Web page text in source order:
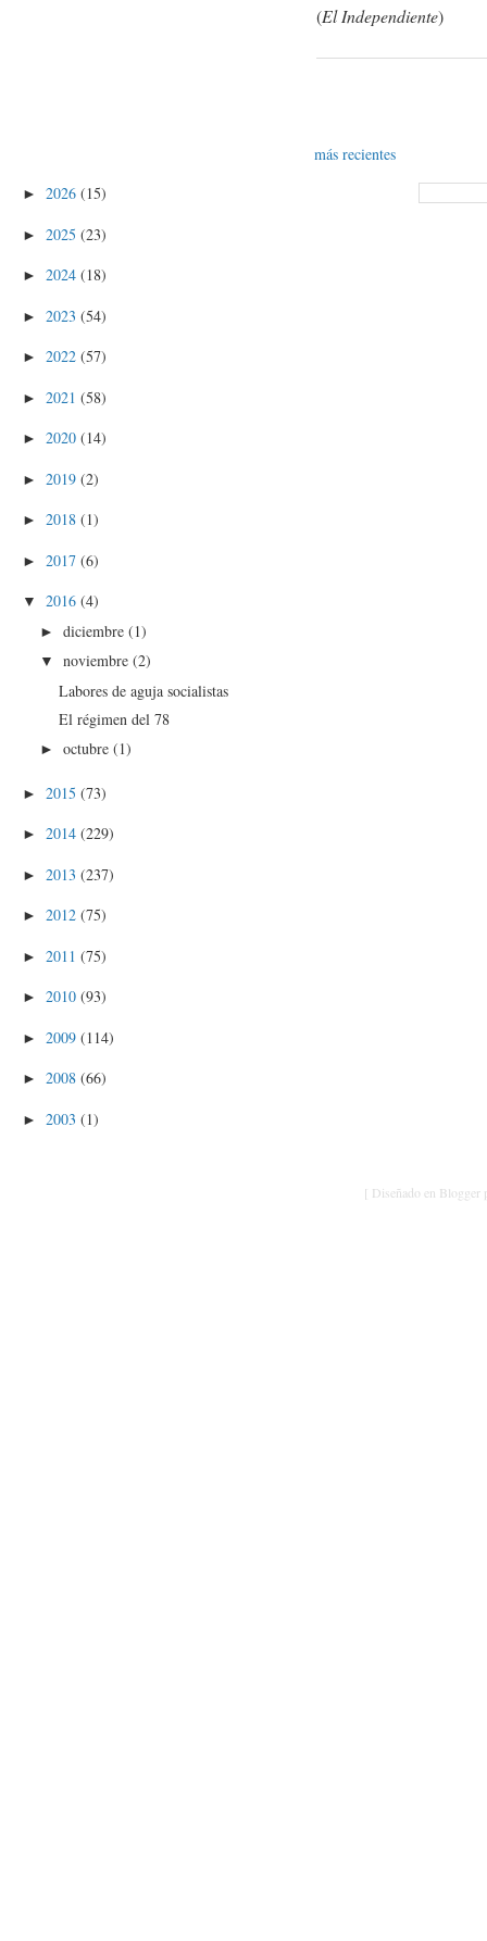
(El Independiente)
más recientes
► 2026 (15)
► 2025 (23)
► 2024 (18)
► 2023 (54)
► 2022 (57)
► 2021 (58)
► 2020 (14)
► 2019 (2)
► 2018 (1)
► 2017 (6)
▼ 2016 (4)
►diciembre(1)
▼noviembre(2)
Labores de aguja socialistas
El régimen del 78
►octubre(1)
► 2015 (73)
► 2014 (229)
► 2013 (237)
► 2012 (75)
► 2011 (75)
► 2010 (93)
► 2009 (114)
► 2008 (66)
► 2003 (1)
[ Diseñado en Blogger